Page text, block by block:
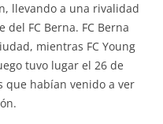
llevando a una rivalidad
FC Berna. FC Berna
mientras FC Young
tuvo lugar el 26 de
que habían venido a ver